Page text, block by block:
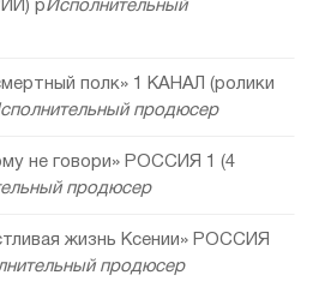
рИсполнительный
полк» 1 КАНАЛ (ролики
продюсер
не говори» РОССИЯ 1 (4
продюсер
жизнь Ксении» РОССИЯ
продюсер